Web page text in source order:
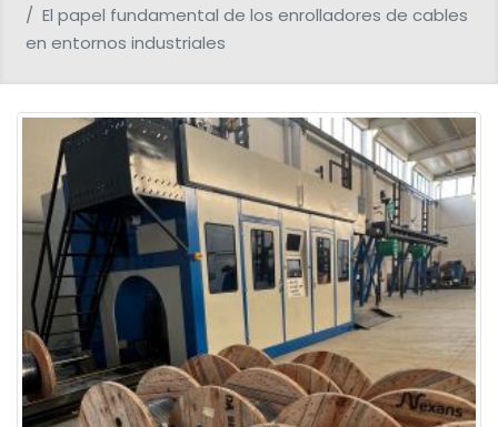
El papel fundamental de los enrolladores de cables
en entornos industriales